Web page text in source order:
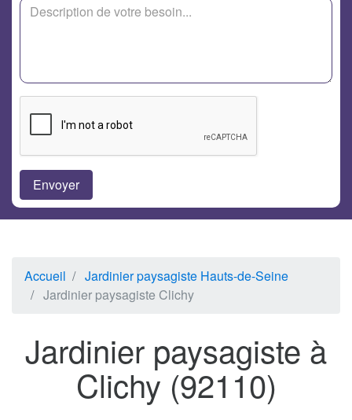
Accueil
Jardinier paysagiste Hauts-de-Seine
Jardinier paysagiste Clichy
Jardinier paysagiste à
Clichy (92110)